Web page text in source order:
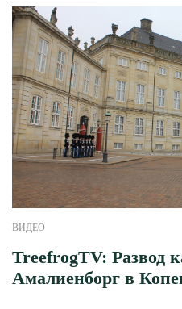
ВИДЕО
TreefrogTV: Развод
Амалиенборг в